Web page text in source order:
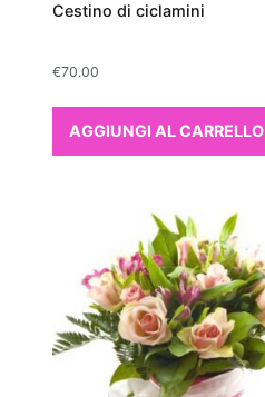
Cestino di ciclamini
€70.00
AGGIUNGI AL CARRELLO